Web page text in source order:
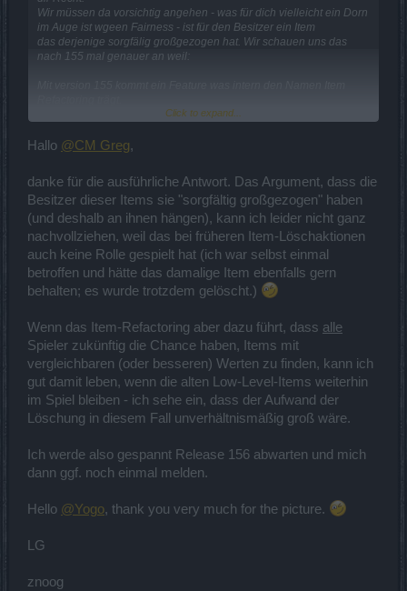
Wir müssen da vorsichtig angehen - was für dich vielleicht ein Dorn
im Auge ist wgeen Fairness - ist für den Besitzer ein Item
das derjenige sorgfälig großgezogen hat. Wir schauen uns das
nach 155 mal genauer an weil:
Der gesamte Entstehungsprozess eines Items wird dort umgestellt.
vom Zeitpunkt wo dieses von einem Monster droppt oder aus einer
Bestehende Items werden nicht angefasst (laut Design).
Diese Veränderung ist sehr sehr aufwändig und komplex und das
Team wollte dieses Feature erst einmal angehen bevor bestehende
Items angefasst werden. Ich denke bestehende Items und alles was
während Lor'Tac auffällt wird erst mit 156 verändert und gefixt. Da
wir mit 156 extra einen riesigen Slot freihalten für Änderungen die
aufgrund von Community Feedback anfallen.
Click to expand...
Hallo @CM Greg,
danke für die ausführliche Antwort. Das Argument, dass die
Besitzer dieser Items sie "sorgfältig großgezogen" haben
(und deshalb an ihnen hängen), kann ich leider nicht ganz
nachvollziehen, weil das bei früheren Item-Löschaktionen
auch keine Rolle gespielt hat (ich war selbst einmal
betroffen und hätte das damalige Item ebenfalls gern
behalten; es wurde trotzdem gelöscht.)
Wenn das Item-Refactoring aber dazu führt, dass alle
Spieler zukünftig die Chance haben, Items mit
vergleichbaren (oder besseren) Werten zu finden, kann ich
gut damit leben, wenn die alten Low-Level-Items weiterhin
im Spiel bleiben - ich sehe ein, dass der Aufwand der
Löschung in diesem Fall unverhältnismäßig groß wäre.
Ich werde also gespannt Release 156 abwarten und mich
dann ggf. noch einmal melden.
Hello @Yogo, thank you very much for the picture.
LG
znoog